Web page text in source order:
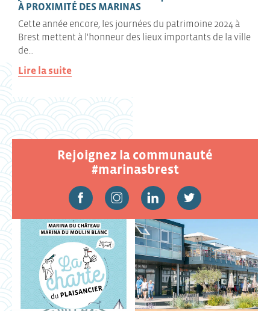
À PROXIMITÉ DES MARINAS
Cette année encore, les journées du patrimoine 2024 à
Brest mettent à l'honneur des lieux importants de la ville
de…
Lire la suite
Rejoignez la communauté
#marinasbrest